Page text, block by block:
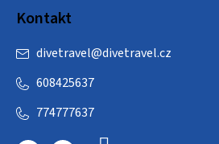
Kontakt
divetravel@divetravel.cz
608425637
774777637